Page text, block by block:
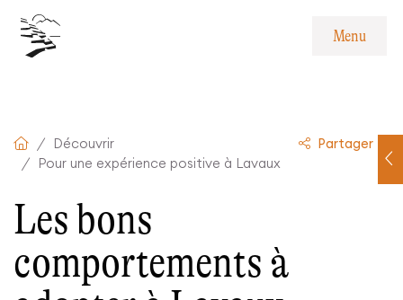
Navigation interne
Menu
Contenu
Pied de page
Menu
Partager
Découvrir
Pour une expérience positive à Lavaux
Les bons
comportements à